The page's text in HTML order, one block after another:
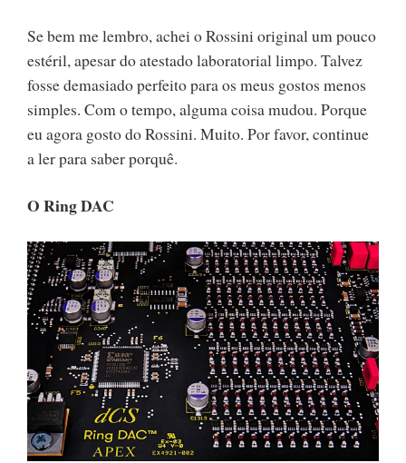
Se bem me lembro, achei o Rossini original um pouco
estéril, apesar do atestado laboratorial limpo. Talvez
fosse demasiado perfeito para os meus gostos menos
simples. Com o tempo, alguma coisa mudou. Porque
eu agora gosto do Rossini. Muito. Por favor, continue
a ler para saber porquê.
O Ring DAC